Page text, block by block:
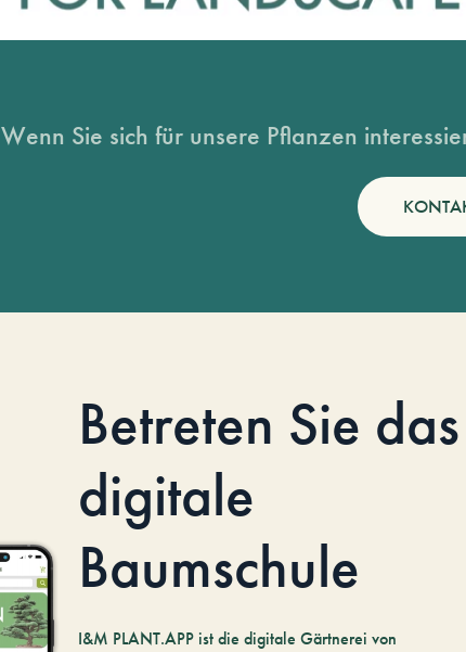
Wenn Sie sich für unsere Pflanzen
Betreten Sie das
digitale
Baumschule
I&M PLANT.APP ist die digitale Gärtnerei von